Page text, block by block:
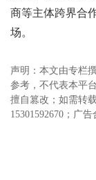
商等主体跨界合
场。
声明：本文由专栏
参考，不代表本平
擅自篡改；如需转
15301592670；广告